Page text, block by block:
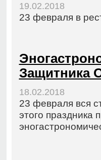
19.02.2018
23 февраля в
Защитника
18.02.2018
23 февраля вся
этого праздника